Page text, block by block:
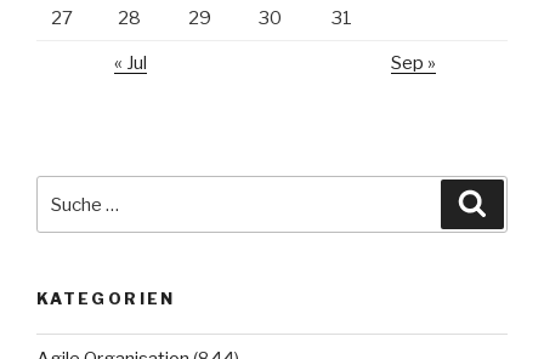
27 28 29 30 31
« Jul Sep »
KATEGORIEN